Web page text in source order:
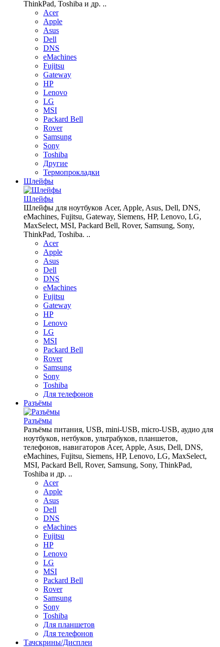
ThinkPad, Toshiba и др. ..
Acer
Apple
Asus
Dell
DNS
eMachines
Fujitsu
Gateway
HP
Lenovo
LG
MSI
Packard Bell
Rover
Samsung
Sony
Toshiba
Другие
Термопрокладки
Шлейфы
Шлейфы
Шлейфы для ноутбуков Acer, Apple, Asus, Dell, DNS,
eMachines, Fujitsu, Gateway, Siemens, HP, Lenovo, LG,
MaxSelect, MSI, Packard Bell, Rover, Samsung, Sony,
ThinkPad, Toshiba. ..
Acer
Apple
Asus
Dell
DNS
eMachines
Fujitsu
Gateway
HP
Lenovo
LG
MSI
Packard Bell
Rover
Samsung
Sony
Toshiba
Для телефонов
Разъёмы
Разъёмы
Разъёмы питания, USB, mini-USB, micro-USB, аудио для
ноутбуков, нетбуков, ультрабуков, планшетов,
телефонов, навигаторов Acer, Apple, Asus, Dell, DNS,
eMachines, Fujitsu, Siemens, HP, Lenovo, LG, MaxSelect,
MSI, Packard Bell, Rover, Samsung, Sony, ThinkPad,
Toshiba и др. ..
Acer
Apple
Asus
Dell
DNS
eMachines
Fujitsu
HP
Lenovo
LG
MSI
Packard Bell
Rover
Samsung
Sony
Toshiba
Для планшетов
Для телефонов
Тачскрины/Дисплеи